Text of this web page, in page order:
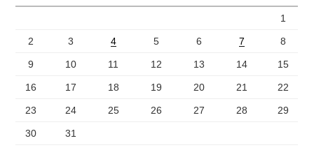
1
2 3 4 5 6 7 8
9 10 11 12 13 14 15
16 17 18 19 20 21 22
23 24 25 26 27 28 29
30 31